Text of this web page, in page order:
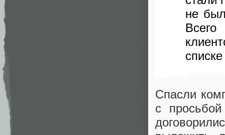
не
Спасли
с